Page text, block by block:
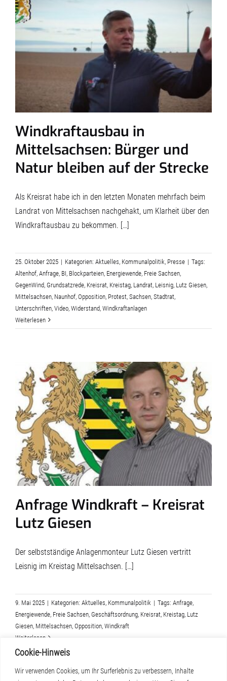
Cookie-Hinweis
Wir verwenden Cookies, um Ihr Surferlebnis zu verbessern, Inhalte
Windkraftausbau in
Mittelsachsen: Bürger und
Natur bleiben auf der Strecke
Als Kreisrat habe ich in den letzten Monaten mehrfach beim
Landrat von Mittelsachsen nachgehakt, um Klarheit über den
Windkraftausbau zu bekommen. […]
25. Oktober 2025 | Kategorien: Aktuelles, Kommunalpolitik, Presse | Tags:
Altenhof, Anfrage, BI, Blockparteien, Energiewende, Freie Sachsen,
GegenWind, Grundsatzrede, Kreisrat, Kreistag, Landrat, Leisnig, Lutz Giesen,
Mittelsachsen, Naunhof, Opposition, Protest, Sachsen, Stadtrat,
Unterschriften, Video, Widerstand, Windkraftanlagen
Weiterlesen
Anfrage Windkraft – Kreisrat
Lutz Giesen
Der selbstständige Anlagenmonteur Lutz Giesen vertritt
Leisnig im Kreistag Mittelsachsen. […]
9. Mai 2025 | Kategorien: Aktuelles, Kommunalpolitik | Tags: Anfrage,
Energiewende, Freie Sachsen, Geschäftsordnung, Kreisrat, Kreistag, Lutz
Giesen, Mittelsachsen, Opposition, Windkraft
Weiterlesen